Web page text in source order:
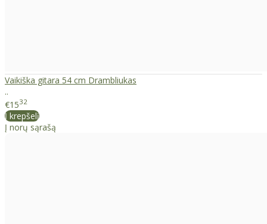
Vaikiška gitara 54 cm Drambliukas
..
€1532
Į krepšelį
Į norų sąrašą